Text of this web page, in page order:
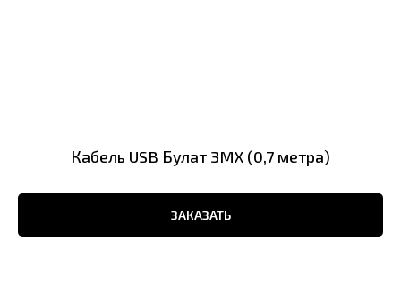
Кабель USB Булат 3MX (0,7 метра)
ЗАКАЗАТЬ